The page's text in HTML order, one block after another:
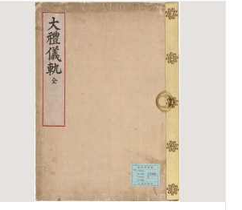
기획연구
홍재 한국학 펠로십 프로그램